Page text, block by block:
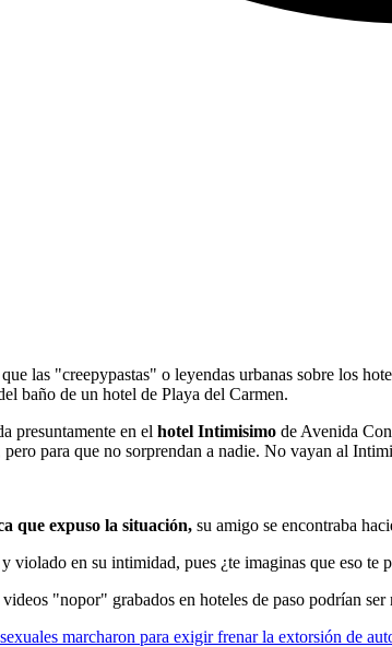
que las "creepypastas" o leyendas urbanas sobre los
baño de un hotel de Playa del Carmen.
presuntamente en el hotel Intimisimo de Avenida
para que no sorprendan a nadie. No vayan al
que expuso la situación, su amigo se encontraba
en su intimidad, pues ¿te imaginas que eso te
"nopor" grabados en hoteles de paso podrían
marcharon para exigir frenar la extorsión de